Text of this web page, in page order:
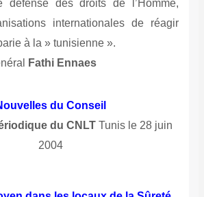
défense des droits de l’Homme,
internationales de réagir
à la » tunisienne ».
Fathi Ennaes
du Conseil
du CNLTTunis le 28 juin
2004